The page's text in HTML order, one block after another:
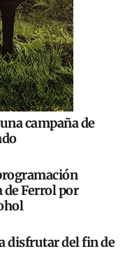
campaña de
de Ferrol por
disfrutar del fin de